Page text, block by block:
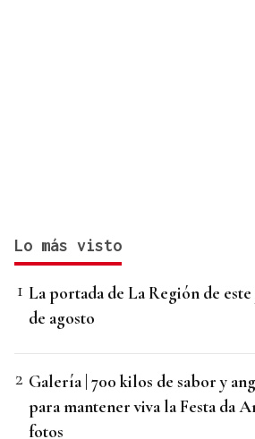
Lo más visto
La portada de La Región de este
de agosto
Galería | 700 kilos de sabor y
para mantener viva la Festa da
fotos